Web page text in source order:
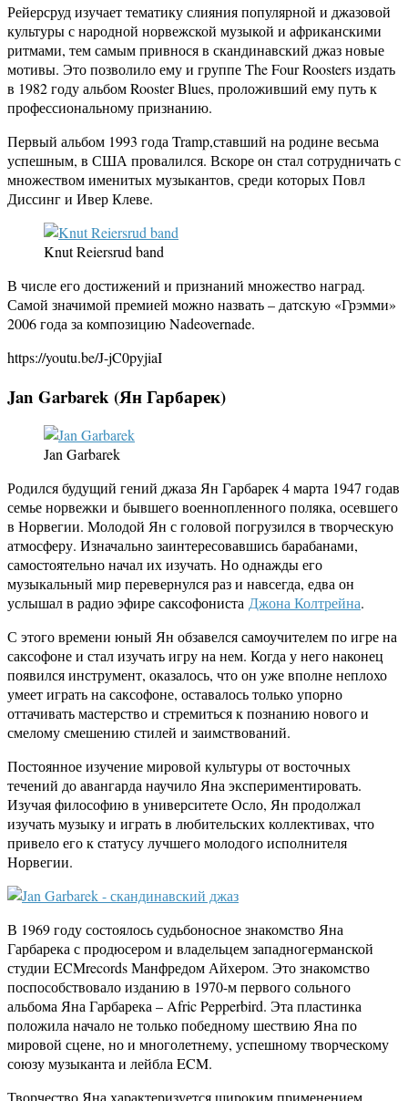
Рейерсруд изучает тематику слияния популярной и джазовой
культуры с народной норвежской музыкой и африканскими
ритмами, тем самым привнося в скандинавский джаз новые
мотивы. Это позволило ему и группе The Four Roosters издать
в 1982 году альбом Rooster Blues, проложивший ему путь к
профессиональному признанию.
Первый альбом 1993 года Tramp,ставший на родине весьма
успешным, в США провалился. Вскоре он стал сотрудничать с
множеством именитых музыкантов, среди которых Повл
Диссинг и Ивер Клеве.
Knut Reiersrud band
В числе его достижений и признаний множество наград.
Самой значимой премией можно назвать – датскую «Грэмми»
2006 года за композицию Nadeovernade.
https://youtu.be/J-jC0pyjiaI
Jan Garbarek (Ян Гарбарек)
Jan Garbarek
Родился будущий гений джаза Ян Гарбарек 4 марта 1947 годав
семье норвежки и бывшего военнопленного поляка, осевшего
в Норвегии. Молодой Ян с головой погрузился в творческую
атмосферу. Изначально заинтересовавшись барабанами,
самостоятельно начал их изучать. Но однажды его
музыкальный мир перевернулся раз и навсегда, едва он
услышал в радио эфире саксофониста Джона Колтрейна.
С этого времени юный Ян обзавелся самоучителем по игре на
саксофоне и стал изучать игру на нем. Когда у него наконец
появился инструмент, оказалось, что он уже вполне неплохо
умеет играть на саксофоне, оставалось только упорно
оттачивать мастерство и стремиться к познанию нового и
смелому смешению стилей и заимствований.
Постоянное изучение мировой культуры от восточных
течений до авангарда научило Яна экспериментировать.
Изучая философию в университете Осло, Ян продолжал
изучать музыку и играть в любительских коллективах, что
привело его к статусу лучшего молодого исполнителя
Норвегии.
В 1969 году состоялось судьбоносное знакомство Яна
Гарбарека с продюсером и владельцем западногерманской
студии ECMrecords Манфредом Айхером. Это знакомство
поспособствовало изданию в 1970-м первого сольного
альбома Яна Гарбарека – Afric Pepperbird. Эта пластинка
положила начало не только победному шествию Яна по
мировой сцене, но и многолетнему, успешному творческому
союзу музыканта и лейбла ECM.